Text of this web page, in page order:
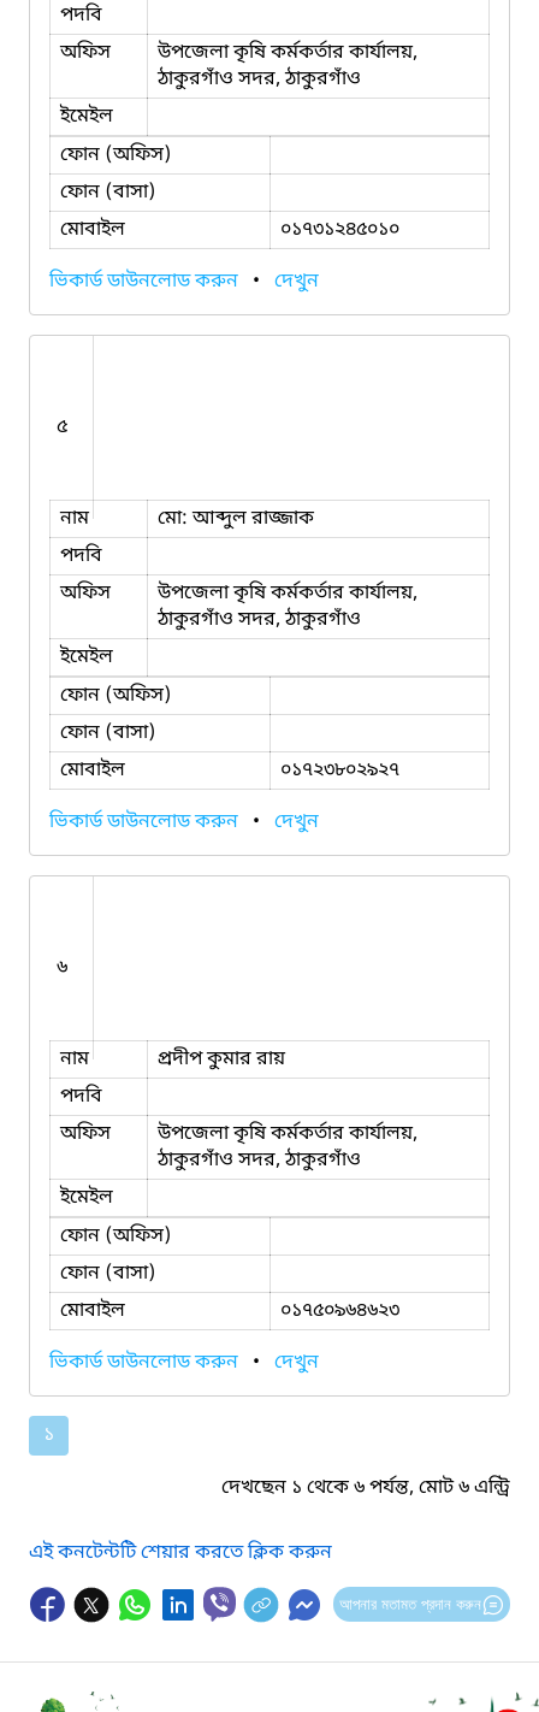
পদবি
অফিস
উপজেলা কৃষি কর্মকর্তার কার্যালয়,
ঠাকুরগাঁও সদর, ঠাকুরগাঁও
ইমেইল
ফোন (অফিস)
ফোন (বাসা)
মোবাইল
০১৭৩১২৪৫০১০
ভিকার্ড ডাউনলোড করুন • দেখুন
৫
নাম
মো: আব্দুল রাজ্জাক
পদবি
অফিস
উপজেলা কৃষি কর্মকর্তার কার্যালয়,
ঠাকুরগাঁও সদর, ঠাকুরগাঁও
ইমেইল
ফোন (অফিস)
ফোন (বাসা)
মোবাইল
০১৭২৩৮০২৯২৭
ভিকার্ড ডাউনলোড করুন • দেখুন
৬
নাম
প্রদীপ কুমার রায়
পদবি
অফিস
উপজেলা কৃষি কর্মকর্তার কার্যালয়,
ঠাকুরগাঁও সদর, ঠাকুরগাঁও
ইমেইল
ফোন (অফিস)
ফোন (বাসা)
মোবাইল
০১৭৫০৯৬৪৬২৩
ভিকার্ড ডাউনলোড করুন • দেখুন
১
দেখছেন ১ থেকে ৬ পর্যন্ত, মোট ৬ এন্ট্রি
এই কনটেন্টটি শেয়ার করতে ক্লিক করুন
আপনার মতামত প্রদান করুন